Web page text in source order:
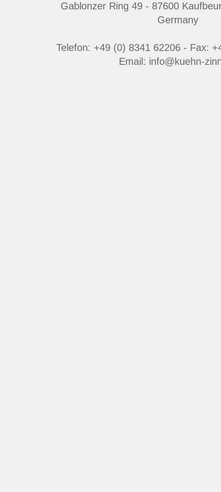
Gablonzer Ring 49 - 87600
Germany
Telefon: +49 (0) 8341 62206 - Fax:
Email: info@kuehn-